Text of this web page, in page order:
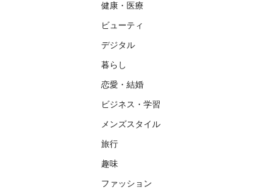
健康・医療
ビューティ
デジタル
暮らし
恋愛・結婚
ビジネス・学習
メンズスタイル
旅行
趣味
ファッション